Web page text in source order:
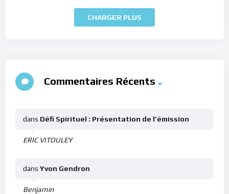
CHARGER PLUS
Commentaires Récents
ERIC VITOULEY
dans Défi Spirituel : Présentation de l’émission
Benjamin
dans Yvon Gendron